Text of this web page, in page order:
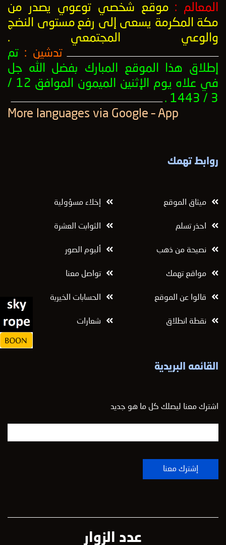
المعالم : موقع شخصي توعوي يصدر من
مكة المكرمة يسعى إلى رفع مستوى النضج
والوعي المجتمعي .
ــــــــــــــــــــــــــــــــــــــــــــــــــــــــــــــــــــــــــــــــــــــــــــــــــــ تدشين : تم
إطلاق هذا الموقع المبارك بفضل الله جل
في علاه يوم الإثنين الميمون الموافق 12 /
3 / 1443 .
ــــــــــــــــــــــــــــــــــــــــــــــــــــــــــــــــــــــــــــــــــــــــــــــــــــ
روابط تهمك
ميثاق الموقع إخلاء مسؤولية
احذر تسلم الثوابت العشرة
نصيحة من ذهب ألبوم الصور
مواقع تهمك تواصل معنا
قالوا عن الموقع الحسابات الخيرية
نقطة انطلاق شعارات
القائمه البريدية
اشترك معنا ليصلك كل ما هو جديد
عدد الزوار